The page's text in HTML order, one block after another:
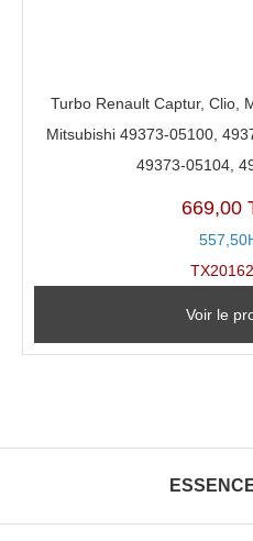
Turbo Renault Captur, Clio,
Mitsubishi 49373-05100,
49373-05104,
669,00
Voir le